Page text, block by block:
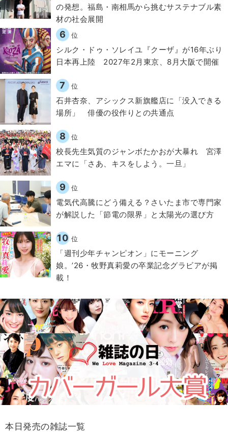
の発想。福島・南相馬から挑むサステナブル素
材の社会展開​
6 位
シルク・ドゥ・ソレイユ『クーザ』が16年ぶり
日本再上陸 2027年2月東京、8月大阪で開催
7 位
石井杏奈、アシックス新旗艦店に「没入できる
場所」 俳優の役作りとの共通点
8 位
校長先生気質のジャンボたかおが大暴れ 宮澤
エマに「さあ、キスをしよう。一旦」
9 位
電気代高騰にどう備える？さいたま市で専門家
が解説した「節電の限界」と太陽光の選び方
10 位
「週刊少年チャンピオン」にモーニング
娘。’26・牧野真莉愛の卒業記念グラビアが掲
載！
本日発売の雑誌一覧